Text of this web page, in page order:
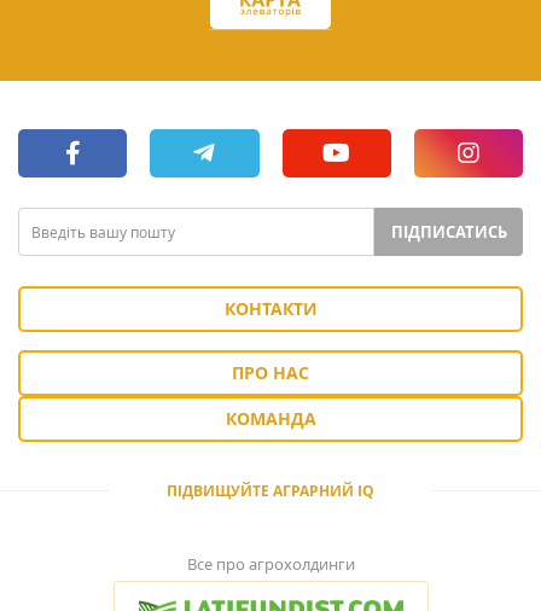
ПІДПИСАТИСЬ
КОНТАКТИ
ПРО НАС
КОМАНДА
ПІДВИЩУЙТЕ АГРАРНИЙ IQ
Все про агрохолдинги